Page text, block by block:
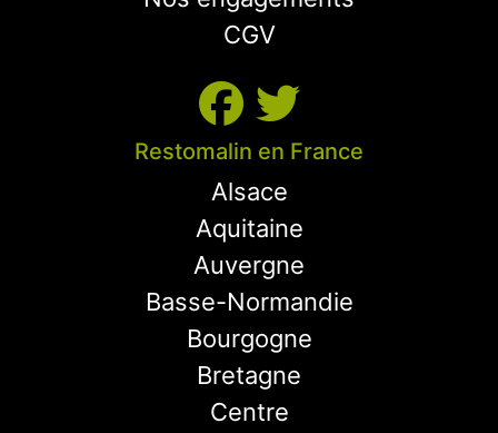
CGV
Restomalin en France
Alsace
Aquitaine
Auvergne
Basse-Normandie
Bourgogne
Bretagne
Centre